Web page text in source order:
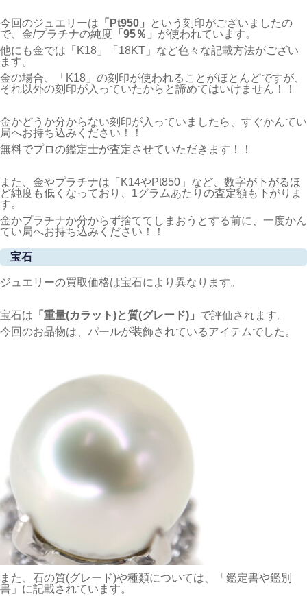
今回のジュエリーは 「Pt950」
という刻印がございましたの
で、金/プラチナの純度 「95％」 が使われています。
他にも金では「K18」「18KT」など色々な記載方法がござい
ます。
金の場合、「K18」の刻印が使われることがほとんどですが、
それ以外の刻印が入っていたからと諦めてはいけません！！
金かどうか分からない刻印が入っていましたら、すぐかんてい
局へお持ち込みください！！
無料でプロの鑑定士が査定させていただきます！！
また、金やプラチナは「K14やPt850」など、数字が下がるほ
ど純度も低くなっており、1グラムあたりの査定額も下がりま
す。
金かプラチナか分からず捨ててしまおうとする前に、一度かん
てい局へお持ち込みください！！
宝石
ジュエリーの買取価格は宝石により異なります。
宝石は 「重量(カラット)と質(グレード)」 で評価されます。
今回のお品物は、パールが装飾されているアイテムでした。
また、石の質(グレード)や種類については、「鑑定書や鑑別
書」に記載されています。